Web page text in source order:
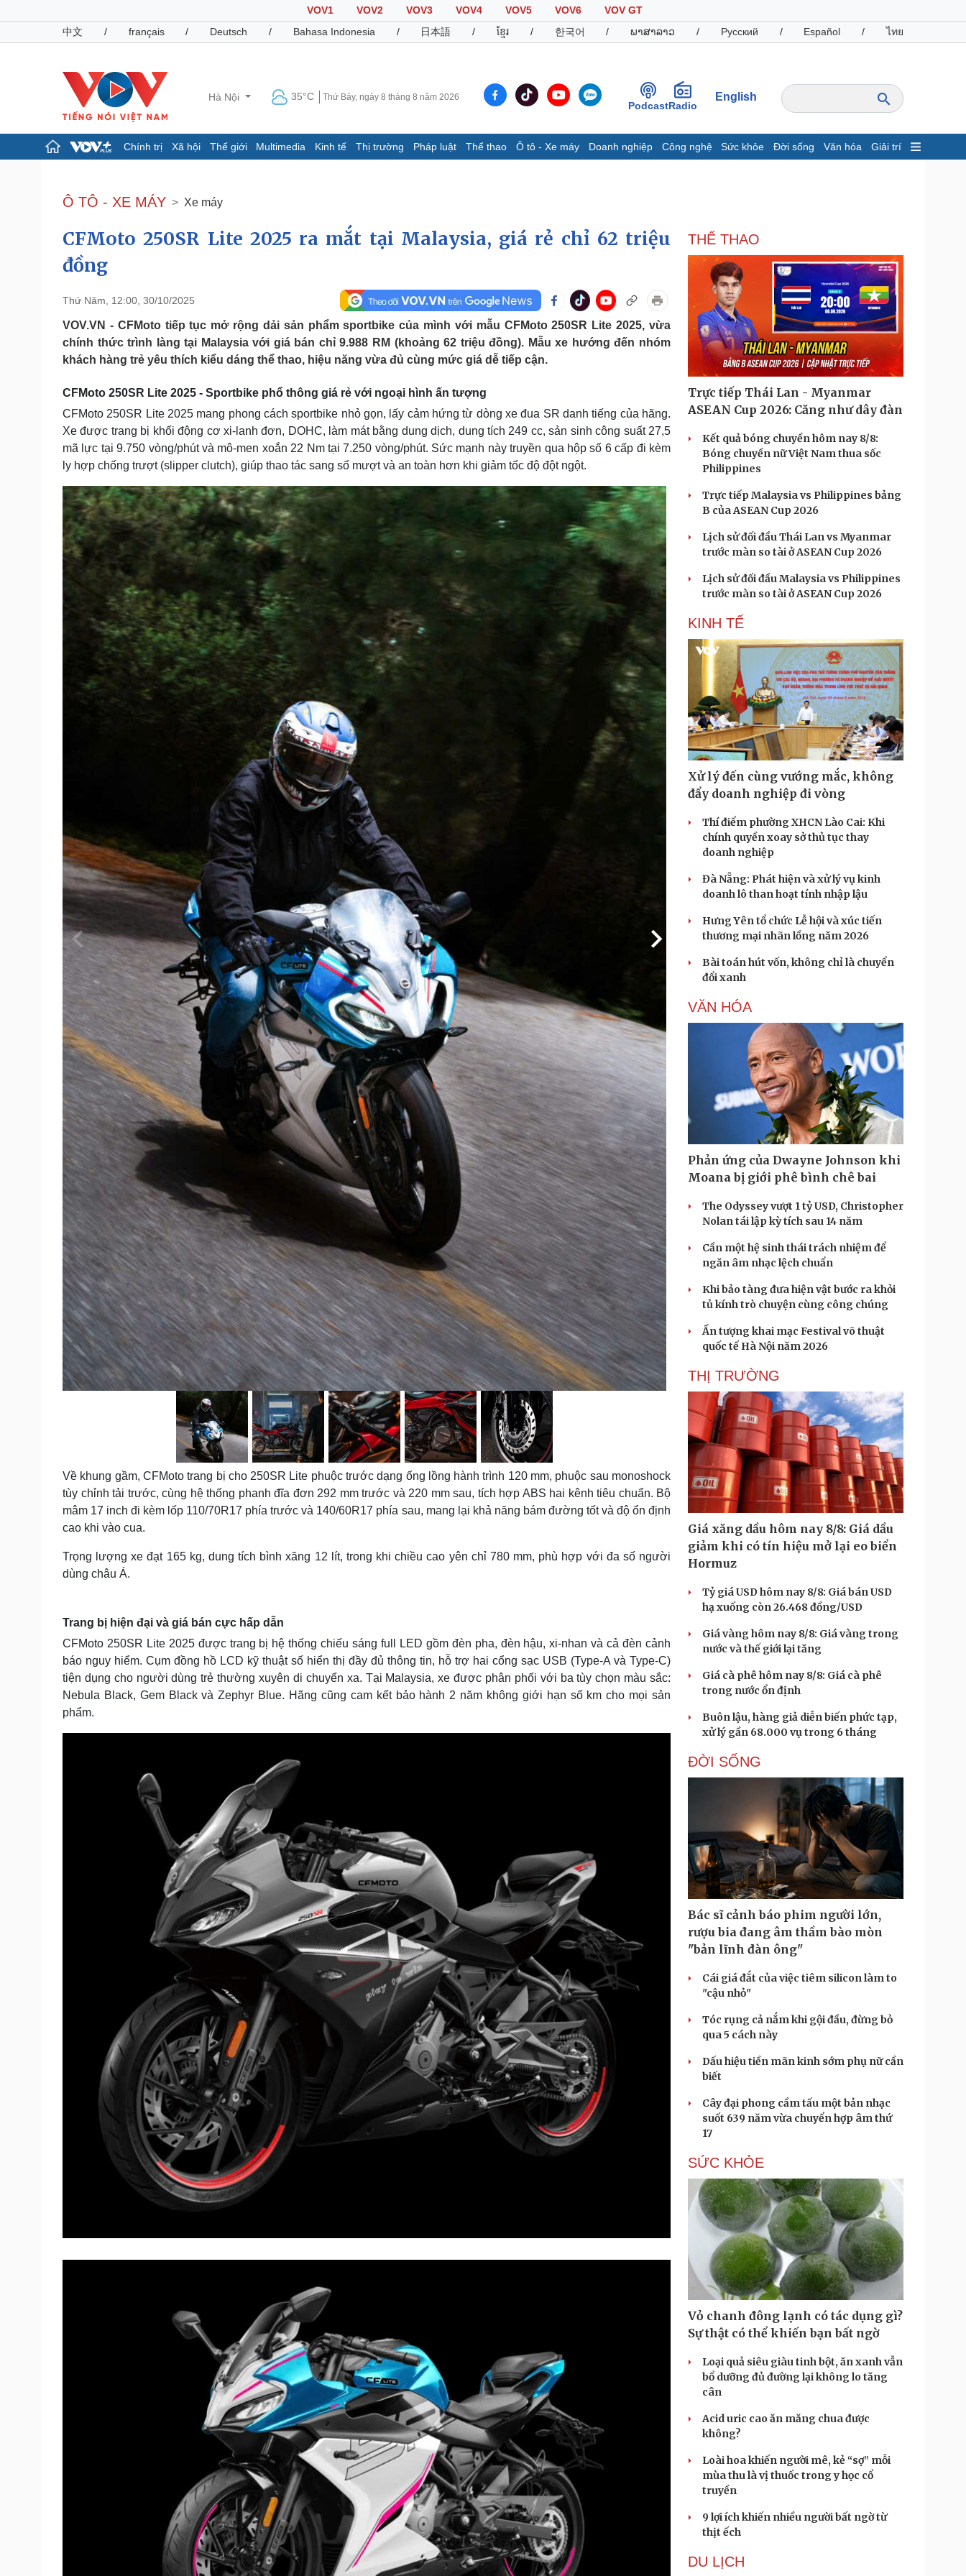
VOV1 VOV2 VOV3 VOV4 VOV5 VOV6
VOV GT
中文
/ français / Deutsch / Bahasa Indonesia / 日本語 / ខ្មែរ / 한국어 / ພາສາລາວ / Русский / Español / ไทย
Hà Nội 35°C Thứ Bảy, ngày 8 tháng 8 năm 2026
PodcastRadio
English
Chính trị Xã hội Thế giới Multimedia Kinh tế Thị trường Pháp luật Thể thao Ô tô - Xe máy Doanh nghiệp Công nghệ Sức khỏe Đời sống Văn hóa Giải trí
Đảng
Tổ chức nhân sự
Nhận diện sự thật
Tin 24h
Dự báo thời tiết
Dấu ấn VOV
Infographic
Giá cà phê
Pháp luật
Tin nóng
Tư vấn luật
Việt Nam
Phân tích
Thể thao
Bóng đá
Lịch thi đấu bóng đá
Thế giới thể thao
eSports
Ô tô - Xe máy
Ô tô
Xe máy
Tư vấn
Doanh nghiệp
Thông tin doanh nghiệp
Doanh nghiệp 24h
Doanh nhân
Vì cộng đồng
Công nghệ
Sành điệu
Tin Công nghệ
Trải nghiệm
Chuyển đổi số
Sức khỏe
Dinh dưỡng - món ngon
Cây thuốc
Sản phụ khoa
Nhi khoa
Làm đẹp - giảm cân
Phòng mạch online
Ăn sạch sống khỏe
Đời sống
Nhà đẹp
Blog
Tình yêu - Gia đình
Văn hóa
Sân khấu - Điện ảnh
Văn học
Âm nhạc
Di sản
Nghệ sĩ
Thời trang
Sao Việt
Tư vấn
Săn Tour
check-in
Podcast
Câu chuyện thời sự
Đọc truyện đêm khuya
Cửa sổ tình yêu
Cải chính
Ô TÔ - XE MÁY Xe máy
CFMoto 250SR Lite 2025 ra mắt tại Malaysia, giá rẻ chỉ 62 triệu
đồng
Thứ Năm, 12:00, 30/10/2025
VOV.VN - CFMoto tiếp tục mở rộng dải sản phẩm sportbike của mình với mẫu CFMoto 250SR Lite 2025, vừa
chính thức trình làng tại Malaysia với giá bán chỉ 9.988 RM (khoảng 62 triệu đồng). Mẫu xe hướng đến nhóm
khách hàng trẻ yêu thích kiểu dáng thể thao, hiệu năng vừa đủ cùng mức giá dễ tiếp cận.
CFMoto 250SR Lite 2025 - Sportbike phổ thông giá rẻ với ngoại hình ấn tượng
CFMoto 250SR Lite 2025 mang phong cách sportbike nhỏ gọn, lấy cảm hứng từ dòng xe đua SR danh tiếng của hãng.
Xe được trang bị khối động cơ xi-lanh đơn, DOHC, làm mát bằng dung dịch, dung tích 249 cc, sản sinh công suất 27,5
mã lực tại 9.750 vòng/phút và mô-men xoắn 22 Nm tại 7.250 vòng/phút. Sức mạnh này truyền qua hộp số 6 cấp đi kèm
ly hợp chống trượt (slipper clutch), giúp thao tác sang số mượt và an toàn hơn khi giảm tốc độ đột ngột.
Về khung gầm, CFMoto trang bị cho 250SR Lite phuộc trước dạng ống lồng hành trình 120 mm, phuộc sau monoshock
tùy chỉnh tải trước, cùng hệ thống phanh đĩa đơn 292 mm trước và 220 mm sau, tích hợp ABS hai kênh tiêu chuẩn. Bộ
mâm 17 inch đi kèm lốp 110/70R17 phía trước và 140/60R17 phía sau, mang lại khả năng bám đường tốt và độ ổn định
cao khi vào cua.
Trọng lượng xe đạt 165 kg, dung tích bình xăng 12 lít, trong khi chiều cao yên chỉ 780 mm, phù hợp với đa số người
dùng châu Á.
Trang bị hiện đại và giá bán cực hấp dẫn
CFMoto 250SR Lite 2025 được trang bị hệ thống chiếu sáng full LED gồm đèn pha, đèn hậu, xi-nhan và cả đèn cảnh
báo nguy hiểm. Cụm đồng hồ LCD kỹ thuật số hiển thị đầy đủ thông tin, hỗ trợ hai cổng sạc USB (Type-A và Type-C)
tiện dụng cho người dùng trẻ thường xuyên di chuyển xa. Tại Malaysia, xe được phân phối với ba tùy chọn màu sắc:
Nebula Black, Gem Black và Zephyr Blue. Hãng cũng cam kết bảo hành 2 năm không giới hạn số km cho mọi sản
phẩm.
THỂ THAO
Trực tiếp Thái Lan - Myanmar
ASEAN Cup 2026: Căng như dây đàn
Kết quả bóng chuyền hôm nay 8/8:
Bóng chuyền nữ Việt Nam thua sốc
Philippines
Trực tiếp Malaysia vs Philippines bảng
B của ASEAN Cup 2026
Lịch sử đối đầu Thái Lan vs Myanmar
trước màn so tài ở ASEAN Cup 2026
Lịch sử đối đầu Malaysia vs Philippines
trước màn so tài ở ASEAN Cup 2026
KINH TẾ
Xử lý đến cùng vướng mắc, không
đẩy doanh nghiệp đi vòng
Thí điểm phường XHCN Lào Cai: Khi
chính quyền xoay sở thủ tục thay
doanh nghiệp
Đà Nẵng: Phát hiện và xử lý vụ kinh
doanh lô than hoạt tính nhập lậu
Hưng Yên tổ chức Lễ hội và xúc tiến
thương mại nhãn lồng năm 2026
Bài toán hút vốn, không chỉ là chuyển
đổi xanh
VĂN HÓA
Phản ứng của Dwayne Johnson khi
Moana bị giới phê bình chê bai
The Odyssey vượt 1 tỷ USD, Christopher
Nolan tái lập kỳ tích sau 14 năm
Cần một hệ sinh thái trách nhiệm để
ngăn âm nhạc lệch chuẩn
Khi bảo tàng đưa hiện vật bước ra khỏi
tủ kính trò chuyện cùng công chúng
Ấn tượng khai mạc Festival võ thuật
quốc tế Hà Nội năm 2026
THỊ TRƯỜNG
Giá xăng dầu hôm nay 8/8: Giá dầu
giảm khi có tín hiệu mở lại eo biển
Hormuz
Tỷ giá USD hôm nay 8/8: Giá bán USD
hạ xuống còn 26.468 đồng/USD
Giá vàng hôm nay 8/8: Giá vàng trong
nước và thế giới lại tăng
Giá cà phê hôm nay 8/8: Giá cà phê
trong nước ổn định
Buôn lậu, hàng giả diễn biến phức tạp,
xử lý gần 68.000 vụ trong 6 tháng
ĐỜI SỐNG
Bác sĩ cảnh báo phim người lớn,
rượu bia đang âm thầm bào mòn
"bản lĩnh đàn ông"
Cái giá đắt của việc tiêm silicon làm to
"cậu nhỏ"
Tóc rụng cả nắm khi gội đầu, đừng bỏ
qua 5 cách này
Dấu hiệu tiền mãn kinh sớm phụ nữ cần
biết
Cây đại phong cầm tấu một bản nhạc
suốt 639 năm vừa chuyển hợp âm thứ
17
SỨC KHỎE
Vỏ chanh đông lạnh có tác dụng gì?
Sự thật có thể khiến bạn bất ngờ
Loại quả siêu giàu tinh bột, ăn xanh vẫn
bổ dưỡng đủ đường lại không lo tăng
cân
Acid uric cao ăn măng chua được
không?
Loài hoa khiến người mê, kẻ “sợ” mỗi
mùa thu là vị thuốc trong y học cổ
truyền
9 lợi ích khiến nhiều người bất ngờ từ
thịt ếch
DU LỊCH